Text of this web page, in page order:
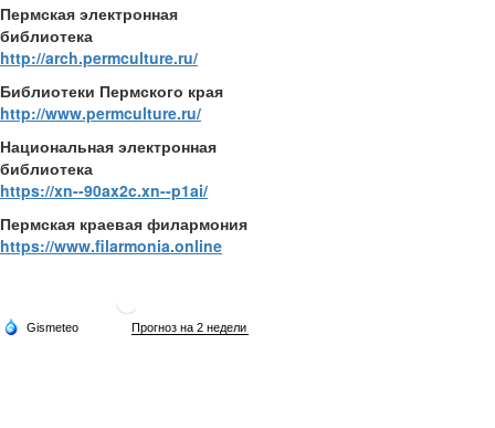
Пермская электронная
библиотека
http://arch.permculture.ru/
Библиотеки Пермского края
http://www.permculture.ru/
Национальная электронная
библиотека
https://xn--90ax2c.xn--p1ai/
Пермская краевая филармония
https://www.filarmonia.online